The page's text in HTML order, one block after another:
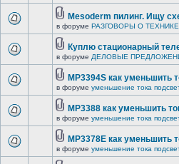
Mesoderm пилинг. Ищу
в форуме РАЗГОВОРЫ О ТЕХНИКЕ
Куплю стационарный
в форуме ДЕЛОВЫЕ
MP3394S как уменьшить
в форуме уменьшение тока
MP3388 как уменьшить
в форуме уменьшение тока
MP3378E как уменьшить
в форуме уменьшение тока